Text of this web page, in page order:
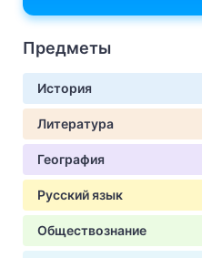
Предметы
История
Литература
География
Русский язык
Обществознание